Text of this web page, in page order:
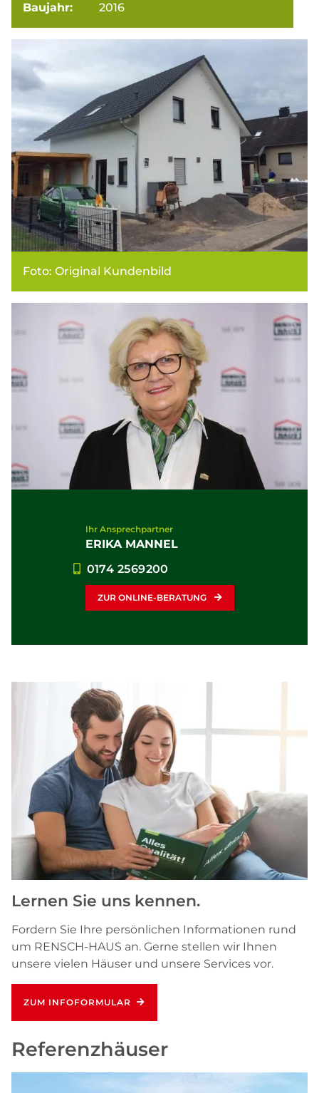
Baujahr: 2016
Foto: Original Kundenbild
Ihr Ansprechpartner
ERIKA MANNEL
0174 2569200
ZUR ONLINE-BERATUNG
Lernen Sie uns kennen.
Fordern Sie Ihre persönlichen Informationen rund
um RENSCH-HAUS an. Gerne stellen wir Ihnen
unsere vielen Häuser und unsere Services vor.
ZUM INFOFORMULAR
Referenzhäuser